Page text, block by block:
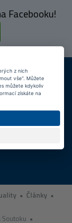
Facebooku!
více než 10 let
informovatmax.
• Články •
•
z nich
vše“. Můžete
můžete kdykoliv
získáte na